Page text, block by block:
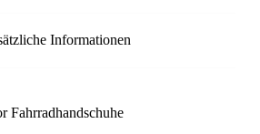
Informationen
Fahrradhandschuhe